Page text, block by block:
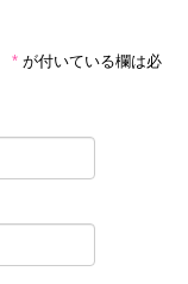
* が付いている欄は必